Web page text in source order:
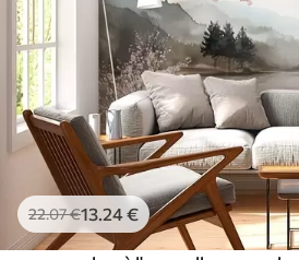
22.07€13 .24€